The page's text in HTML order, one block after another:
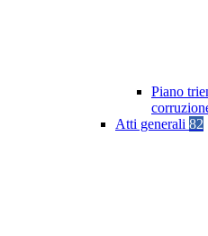
Piano
Atti generali 82